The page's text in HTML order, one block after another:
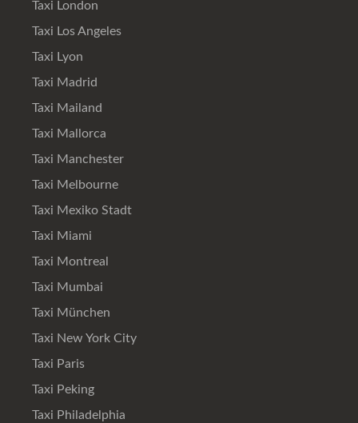
Taxi London
Taxi Los Angeles
Taxi Lyon
Taxi Madrid
Taxi Mailand
Taxi Mallorca
Taxi Manchester
Taxi Melbourne
Taxi Mexiko Stadt
Taxi Miami
Taxi Montreal
Taxi Mumbai
Taxi München
Taxi New York City
Taxi Paris
Taxi Peking
Taxi Philadelphia